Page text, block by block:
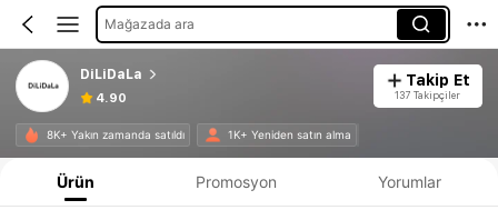
Mağazada ara
DiLiDaLa
4.90
Takip Et
137 Takipçiler
8K+ Yakın zamanda satıldı 1K+ Yeniden satın alma
Ürün Promosyon Yorumlar